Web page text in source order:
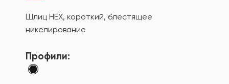
Шлиц HEX, короткий, блестящее
никелирование
Профили: